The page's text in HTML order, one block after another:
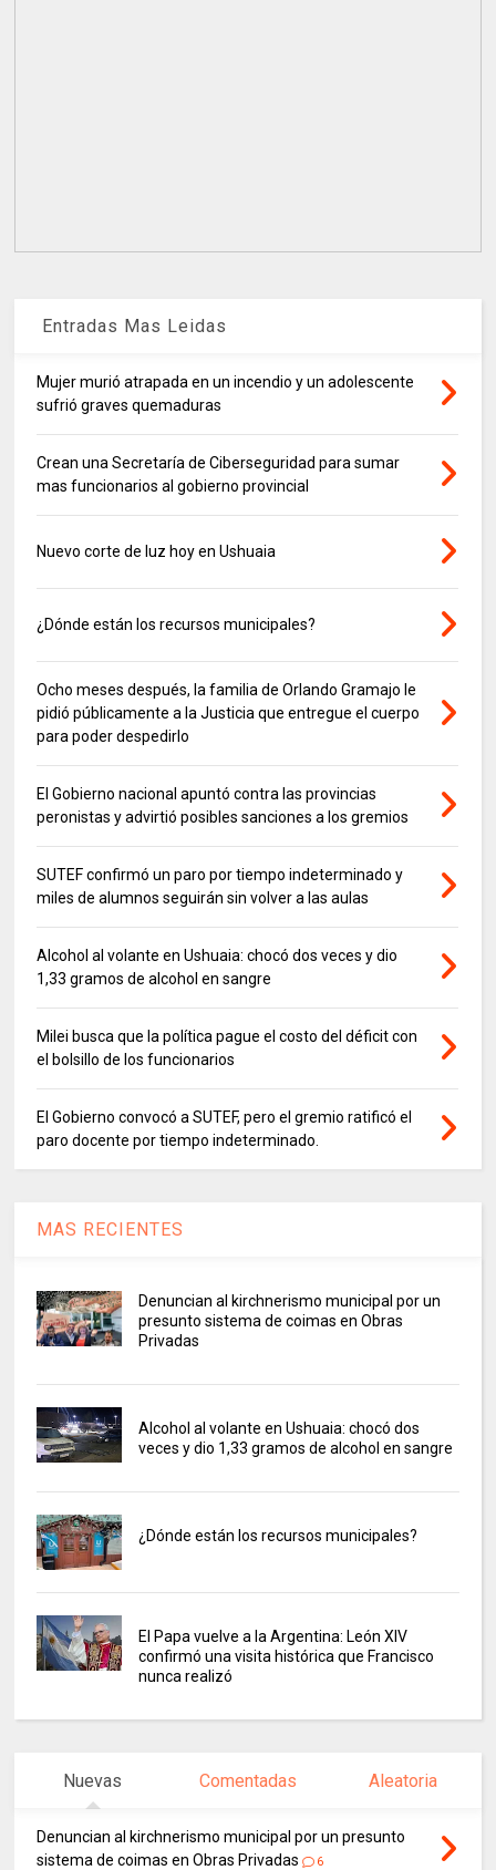
Entradas Mas Leidas
Mujer murió atrapada en un incendio y un adolescente
sufrió graves quemaduras
Crean una Secretaría de Ciberseguridad para sumar
mas funcionarios al gobierno provincial
Nuevo corte de luz hoy en Ushuaia
¿Dónde están los recursos municipales?
Ocho meses después, la familia de Orlando Gramajo le
pidió públicamente a la Justicia que entregue el cuerpo
para poder despedirlo
El Gobierno nacional apuntó contra las provincias
peronistas y advirtió posibles sanciones a los gremios
SUTEF confirmó un paro por tiempo indeterminado y
miles de alumnos seguirán sin volver a las aulas
Alcohol al volante en Ushuaia: chocó dos veces y dio
1,33 gramos de alcohol en sangre
Milei busca que la política pague el costo del déficit con
el bolsillo de los funcionarios
El Gobierno convocó a SUTEF, pero el gremio ratificó el
paro docente por tiempo indeterminado.
MAS RECIENTES
Denuncian al kirchnerismo municipal por un
presunto sistema de coimas en Obras
Privadas
Alcohol al volante en Ushuaia: chocó dos
veces y dio 1,33 gramos de alcohol en sangre
¿Dónde están los recursos municipales?
El Papa vuelve a la Argentina: León XIV
confirmó una visita histórica que Francisco
nunca realizó
Nuevas Comentadas Aleatoria
Denuncian al kirchnerismo municipal por un presunto
sistema de coimas en Obras Privadas
6